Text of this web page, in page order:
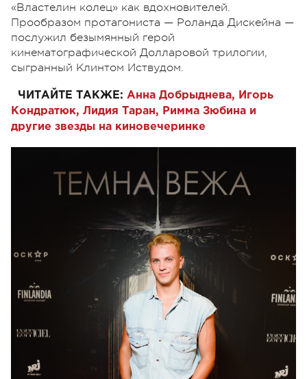
«Властелин колец» как вдохновителей.
Прообразом протагониста — Роланда Дискейна —
послужил безымянный герой
кинематографической Долларовой трилогии,
сыгранный Клинтом Иствудом.
ЧИТАЙТЕ ТАКЖЕ: Анна Добрыднева, Игорь
Кондратюк, Лидия Таран, Римма Зюбина и
другие звезды на киновечеринке